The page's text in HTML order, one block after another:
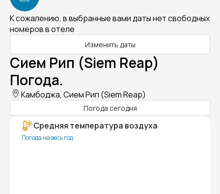
К сожалению, в выбранные вами даты нет свободных
номеров в отеле
Изменить даты
Сием Рип (Siem Reap)
Погода.
Камбоджа, Сием Рип (Siem Reap)
Погода сегодня
Средняя температура воздуха
Погода на весь год